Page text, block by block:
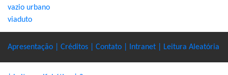
vazio urbano
viaduto
Apresentação | Créditos | Contato | Intranet | Leitura Aleatória